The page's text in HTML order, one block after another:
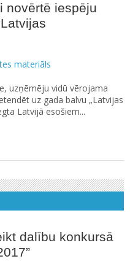
novērtē iespēju
materiāls
uzņēmēju vidū vērojama
uz gada balvu „Latvijas
Latvijā esošiem...
dalību konkursā